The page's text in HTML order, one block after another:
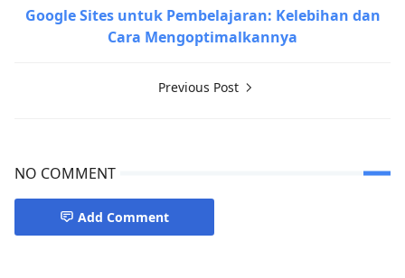
Google Sites untuk Pembelajaran: Kelebihan dan
Cara Mengoptimalkannya
Previous Post
NO COMMENT
Add Comment